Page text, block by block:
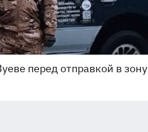
перед отправкой в зону